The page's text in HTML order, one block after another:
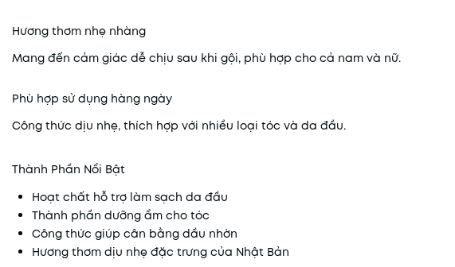
Hương thơm nhẹ nhàng
Mang đến cảm giác dễ chịu sau khi gội, phù hợp cho cả nam và nữ.
Phù hợp sử dụng hàng ngày
Công thức dịu nhẹ, thích hợp với nhiều loại tóc và da đầu.
Thành Phần Nổi Bật
Hoạt chất hỗ trợ làm sạch da đầu
Thành phần dưỡng ẩm cho tóc
Công thức giúp cân bằng dầu nhờn
Hương thơm dịu nhẹ đặc trưng của Nhật Bản